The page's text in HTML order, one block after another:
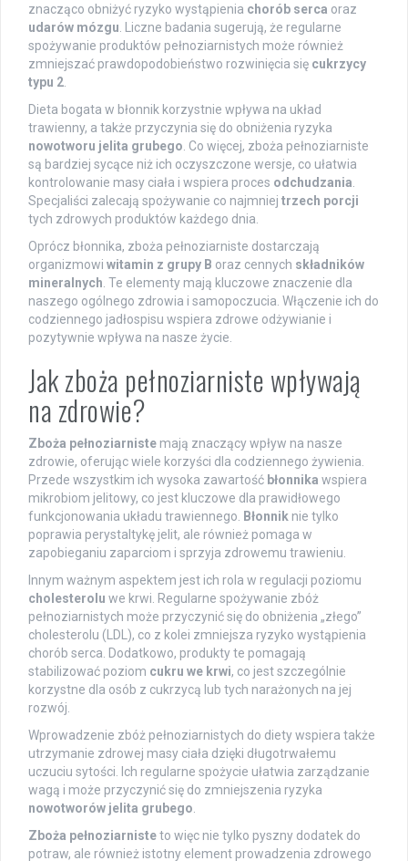
znacząco obniżyć ryzyko wystąpienia chorób serca oraz
udarów mózgu . Liczne badania sugerują, że regularne
spożywanie produktów pełnoziarnistych może również
zmniejszać prawdopodobieństwo rozwinięcia się cukrzycy
typu 2
Dieta bogata w błonnik korzystnie wpływa na układ
trawienny, a także przyczynia się do obniżenia ryzyka
nowotworu jelita grubego . Co więcej, zboża pełnoziarniste
są bardziej sycące niż ich oczyszczone wersje, co ułatwia
kontrolowanie masy ciała i wspiera proces odchudzania
Specjaliści zalecają spożywanie co najmniej trzech porcji
tych zdrowych produktów każdego dnia.
Oprócz błonnika, zboża pełnoziarniste dostarczają
organizmowi witamin z grupy B oraz cennych składników
mineralnych . Te elementy mają kluczowe znaczenie dla
naszego ogólnego zdrowia i samopoczucia. Włączenie ich do
codziennego jadłospisu wspiera zdrowe odżywianie i
pozytywnie wpływa na nasze życie.
Jak zboża pełnoziarniste wpływają
na zdrowie?
Zboża pełnoziarniste mają znaczący wpływ na nasze
zdrowie, oferując wiele korzyści dla codziennego żywienia.
Przede wszystkim ich wysoka zawartość błonnika wspiera
mikrobiom jelitowy, co jest kluczowe dla prawidłowego
funkcjonowania układu trawiennego.
Błonnik nie tylko
poprawia perystaltykę jelit, ale również pomaga w
zapobieganiu zaparciom i sprzyja zdrowemu trawieniu.
Innym ważnym aspektem jest ich rola w regulacji poziomu
cholesterolu we krwi. Regularne spożywanie zbóż
pełnoziarnistych może przyczynić się do obniżenia „złego”
cholesterolu (LDL), co z kolei zmniejsza ryzyko wystąpienia
chorób serca. Dodatkowo, produkty te pomagają
stabilizować poziom cukru we krwi, co jest szczególnie
korzystne dla osób z cukrzycą lub tych narażonych na jej
rozwój.
Wprowadzenie zbóż pełnoziarnistych do diety wspiera także
utrzymanie zdrowej masy ciała dzięki długotrwałemu
uczuciu sytości. Ich regularne spożycie ułatwia zarządzanie
wagą i może przyczynić się do zmniejszenia ryzyka
nowotworów jelita grubego
Zboża pełnoziarnisteto więc nie tylko pyszny dodatek do
potraw, ale również istotny element prowadzenia zdrowego